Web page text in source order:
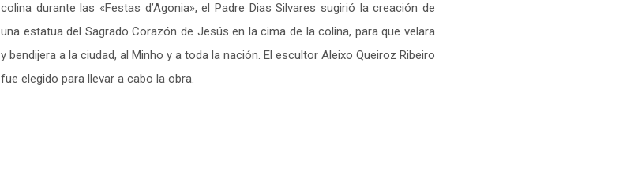
colina durante las «Festas d’Agonia», el Padre Dias Silvares sugirió la creación de
una estatua del Sagrado Corazón de Jesús en la cima de la colina, para que velara
y bendijera a la ciudad, al Minho y a toda la nación. El escultor Aleixo Queiroz Ribeiro
fue elegido para llevar a cabo la obra.